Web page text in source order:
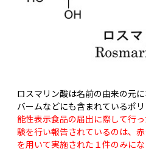
ロスマリン酸は名前の由来の元
バームなどにも含まれているポ
能性表示食品の届出に際して行
験を行い報告されているのは、
を用いて実施された１件のみにな